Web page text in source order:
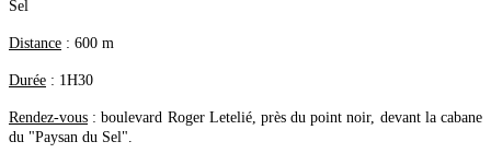
Sel
Distance : 600 m
Durée : 1H30
Rendez-vous : boulevard Roger Letelié, près du point noir, devant la cabane
du "Paysan du Sel".